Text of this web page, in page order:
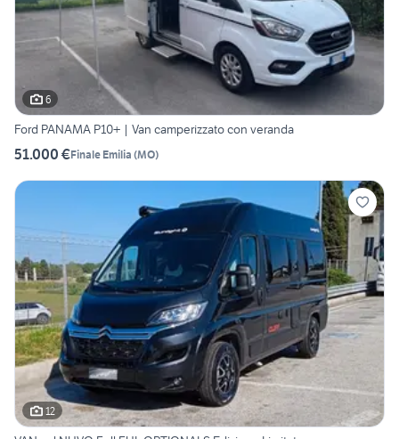
6
Ford PANAMA P10+ | Van camperizzato con veranda
51.000 €Finale Emilia (MO)
12